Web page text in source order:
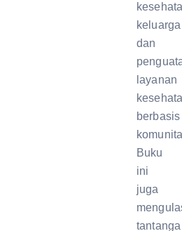
dan
layanan
berbasis
Buku
ini
juga